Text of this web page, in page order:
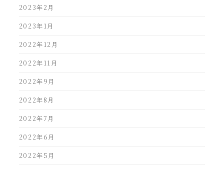
2023年2月
2023年1月
2022年12月
2022年11月
2022年9月
2022年8月
2022年7月
2022年6月
2022年5月